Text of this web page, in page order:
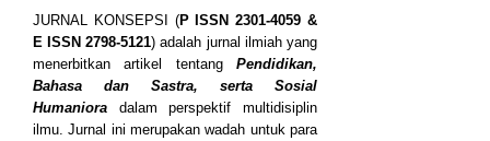
JURNAL KONSEPSI (P ISSN2301-4059 &
E ISSN2798-5121) adalah jurnal ilmiah yang
menerbitkan artikel tentang Pendidikan,
Bahasa dan Sastra, serta Sosial
Humaniora dalam perspektif multidisiplin
ilmu. Jurnal ini merupakan wadah untuk para